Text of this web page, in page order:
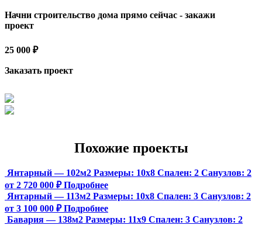
Начни строительство дома прямо сейчас - закажи
проект
25 000 ₽
Заказать проект
Похожие проекты
Янтарный — 102м2 Размеры: 10х8 Спален: 2 Санузлов: 2
от 2 720 000 ₽ Подробнее
Янтарный — 113м2 Размеры: 10х8 Спален: 3 Санузлов: 2
от 3 100 000 ₽ Подробнее
Бавария — 138м2 Размеры: 11х9 Спален: 3 Санузлов: 2